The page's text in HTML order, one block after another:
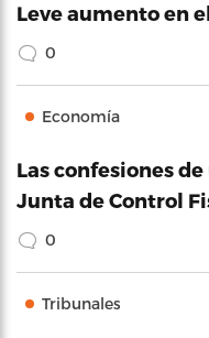
Leve aumento en
0
Economía
Las confesiones
Junta de Control
0
Tribunales